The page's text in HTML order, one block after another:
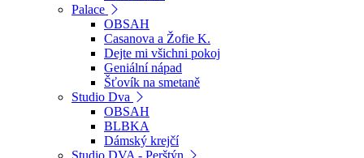
Palace
OBSAH
Casanova a Žofie K.
Dejte mi všichni pokoj
Geniální nápad
Šťovík na smetaně
Studio Dva
OBSAH
BLBKA
Dámský krejčí
Studio DVA - Perštýn